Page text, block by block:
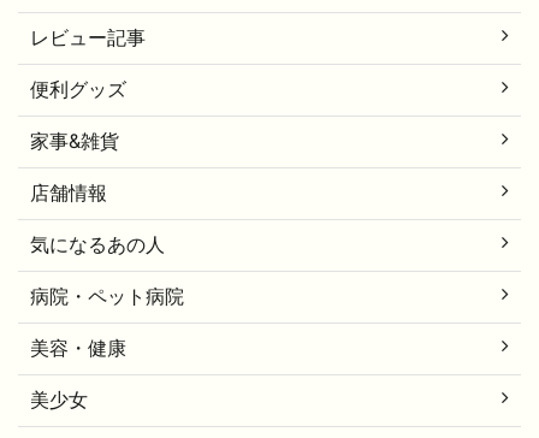
レビュー記事
便利グッズ
家事&雑貨
店舗情報
気になるあの人
病院・ペット病院
美容・健康
美少女